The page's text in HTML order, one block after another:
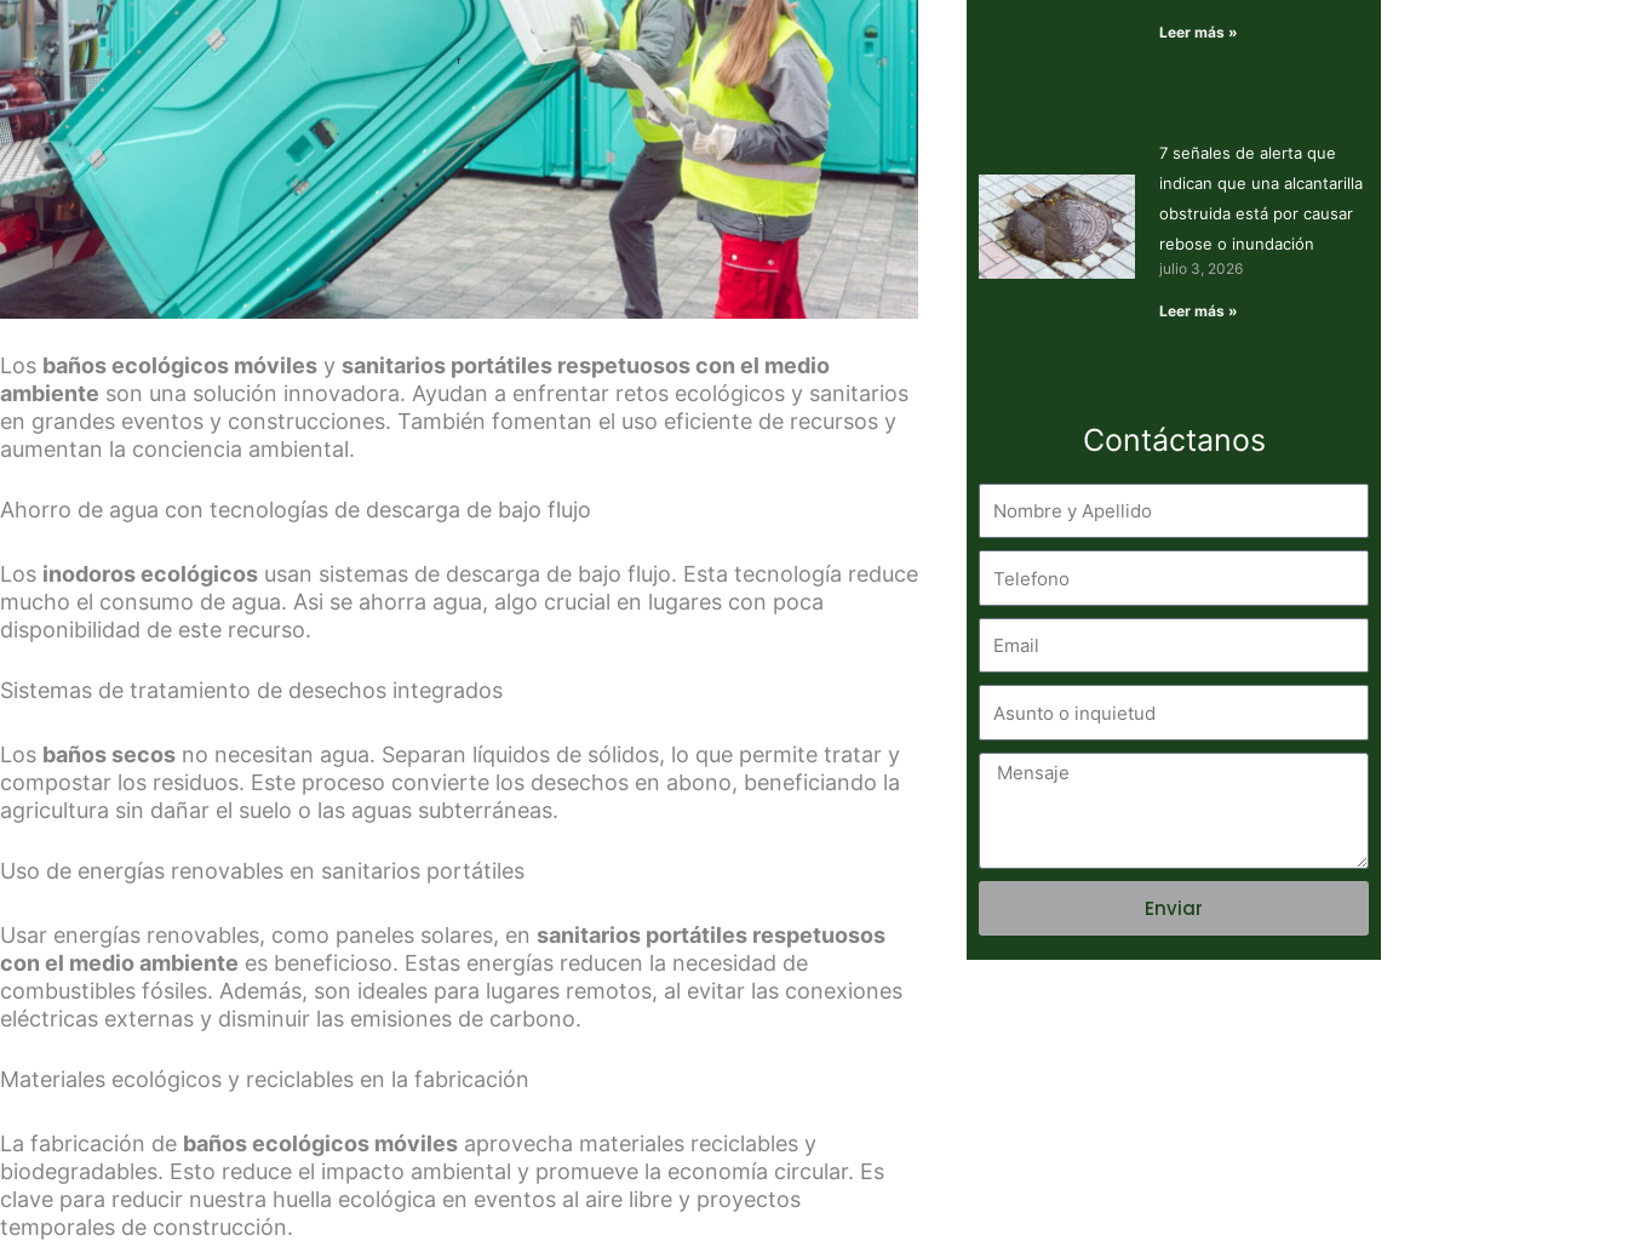
Los baños ecológicos móviles y sanitarios portátiles respetuosos con el medio
ambiente son una solución innovadora. Ayudan a enfrentar retos ecológicos y sanitarios
en grandes eventos y construcciones. También fomentan el uso eficiente de recursos y
aumentan la conciencia ambiental.
Ahorro de agua con tecnologías de descarga de bajo flujo
Los inodoros ecológicos usan sistemas de descarga de bajo flujo. Esta tecnología reduce
mucho el consumo de agua. Asi se ahorra agua, algo crucial en lugares con poca
disponibilidad de este recurso.
Sistemas de tratamiento de desechos integrados
Los baños secos no necesitan agua. Separan líquidos de sólidos, lo que permite tratar y
compostar los residuos. Este proceso convierte los desechos en abono, beneficiando la
agricultura sin dañar el suelo o las aguas subterráneas.
Uso de energías renovables en sanitarios portátiles
Usar energías renovables, como paneles solares, en sanitarios portátiles respetuosos
con el medio ambiente es beneficioso. Estas energías reducen la necesidad de
combustibles fósiles. Además, son ideales para lugares remotos, al evitar las conexiones
eléctricas externas y disminuir las emisiones de carbono.
Materiales ecológicos y reciclables en la fabricación
La fabricación de baños ecológicos móviles aprovecha materiales reciclables y
biodegradables. Esto reduce el impacto ambiental y promueve la economía circular. Es
clave para reducir nuestra huella ecológica en eventos al aire libre y proyectos
temporales de construcción.
Leer más »
7 señales de alerta que
indican que una alcantarilla
obstruida está por causar
rebose o inundación
julio 3, 2026
Leer más »
Contáctanos
Telefono
inquietud
Mensaje
Enviar